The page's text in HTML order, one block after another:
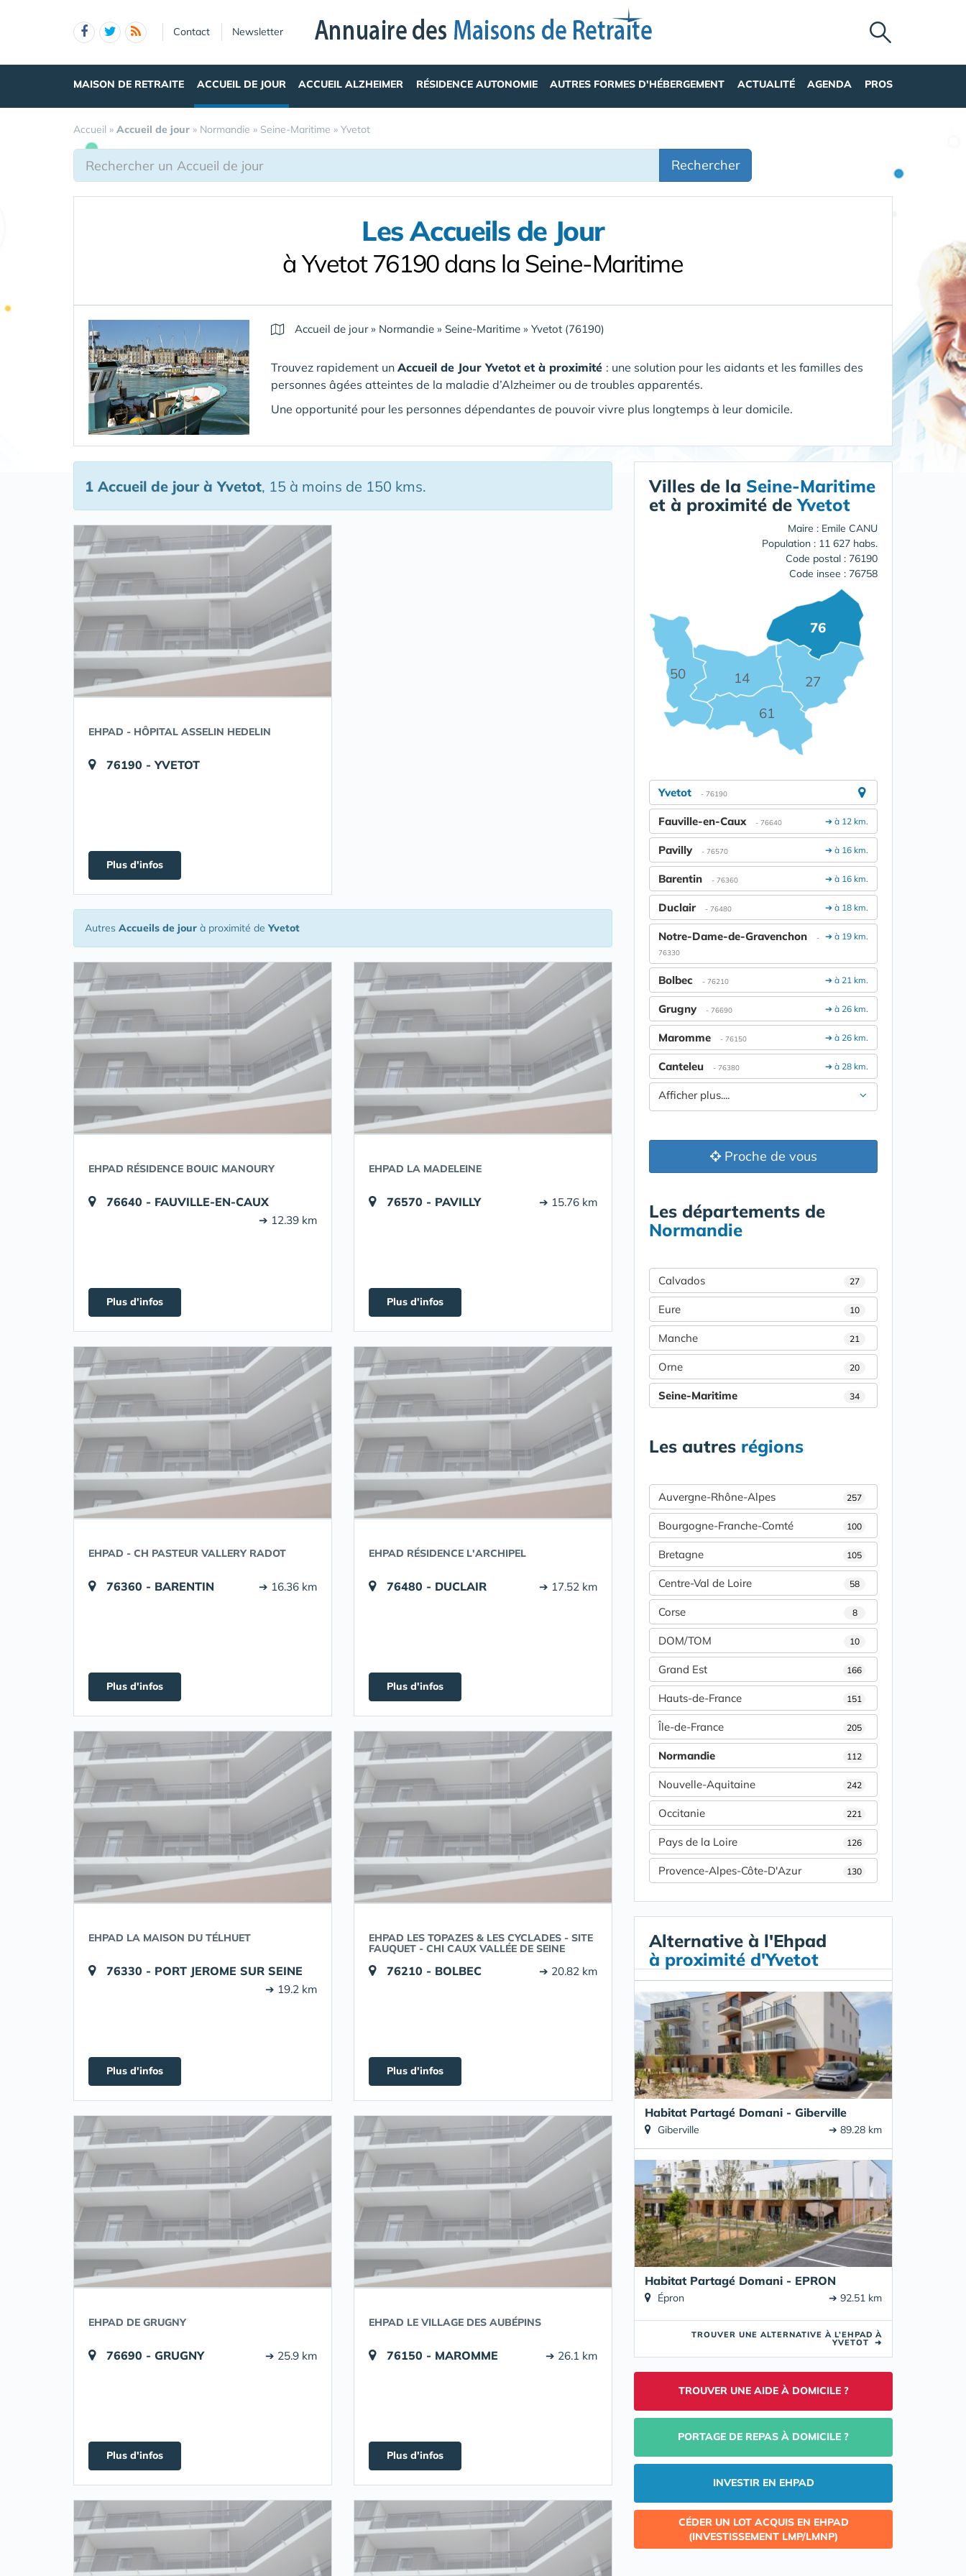
Contact Newsletter
MAISON DE RETRAITE ACCUEIL DE JOUR ACCUEIL ALZHEIMER RÉSIDENCE AUTONOMIE AUTRES FORMES D'HÉBERGEMENT ACTUALITÉ AGENDA PROS
Accueil » Accueil de jour » Normandie » Seine-Maritime » Yvetot
Rechercher
Les Accueils de Jour
à Yvetot 76190 dans la Seine-Maritime
Accueil de jour» Normandie » Seine-Maritime » Yvetot (76190)
Trouvez rapidement un Accueil de Jour Yvetot et à proximité : une solution pour les aidants et les familles des
personnes âgées atteintes de la maladie d’Alzheimer ou de troubles apparentés.
Une opportunité pour les personnes dépendantes de pouvoir vivre plus longtemps à leur domicile.
1 Accueil de jourà Yvetot, 15 à moins de 150 kms.
EHPAD - HÔPITAL ASSELIN HEDELIN
76190 - YVETOT
Plus d'infos
Autres Accueils de jour à proximité deYvetot
EHPAD RÉSIDENCE BOUIC MANOURY
76640 - FAUVILLE-EN-CAUX
➔ 12.39 km
Plus d'infos
EHPAD LA MADELEINE
76570 - PAVILLY ➔ 15.76 km
Plus d'infos
EHPAD - CH PASTEUR VALLERY RADOT
76360 - BARENTIN ➔ 16.36 km
Plus d'infos
EHPAD RÉSIDENCE L'ARCHIPEL
76480 - DUCLAIR ➔ 17.52 km
Plus d'infos
EHPAD LA MAISON DU TÉLHUET
76330 - PORT JEROME SUR SEINE
➔ 19.2 km
Plus d'infos
EHPAD LES TOPAZES & LES CYCLADES - SITE
FAUQUET - CHI CAUX VALLÉE DE SEINE
76210 - BOLBEC ➔ 20.82 km
Plus d'infos
EHPAD DE GRUGNY
76690 - GRUGNY ➔ 25.9 km
Plus d'infos
EHPAD LE VILLAGE DES AUBÉPINS
76150 - MAROMME ➔ 26.1 km
Plus d'infos
Villes de la Seine-Maritime
et à proximité deYvetot
Maire : Emile CANU
Population : 11 627 habs.
Code postal : 76190
Code insee : 76758
14 27
50
61
76
Yvetot - 76190
➔ à 12 km.
Fauville-en-Caux - 76640
➔ à 16 km.
Pavilly - 76570
➔ à 16 km.
Barentin - 76360
➔ à 18 km.
Duclair - 76480
➔ à 19 km.
Notre-Dame-de-Gravenchon
-
76330
➔ à 21 km.
Bolbec - 76210
➔ à 26 km.
Grugny - 76690
➔ à 26 km.
Maromme - 76150
➔ à 28 km.
Canteleu - 76380
Afficher plus....
Proche de vous
Les départements de
Normandie
Calvados 27
Eure 10
Manche 21
Orne 20
Seine-Maritime 34
Les autres régions
Auvergne-Rhône-Alpes 257
Bourgogne-Franche-Comté 100
Bretagne 105
Centre-Val de Loire 58
Corse 8
DOM/TOM 10
Grand Est 166
Hauts-de-France 151
Île-de-France 205
Normandie 112
Nouvelle-Aquitaine 242
Occitanie 221
Pays de la Loire 126
Provence-Alpes-Côte-D'Azur 130
Alternative à l'Ehpad
à proximité d'Yvetot
Habitat Partagé Domani - Giberville
Giberville ➔ 89.28 km
Habitat Partagé Domani - EPRON
Épron ➔ 92.51 km
TROUVER UNE ALTERNATIVE À L’EHPAD À
YVETOT ➜
TROUVER UNE AIDE À DOMICILE ?
PORTAGE DE REPAS À DOMICILE ?
INVESTIR EN EHPAD
CÉDER UN LOT ACQUIS EN EHPAD
(INVESTISSEMENT LMP/LMNP)